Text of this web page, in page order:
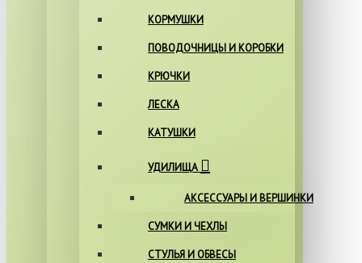
КОРМУШКИ
ПОВОДОЧНИЦЫ И КОРОБКИ
КРЮЧКИ
ЛЕСКА
КАТУШКИ
УДИЛИЩА
АКСЕССУАРЫ И ВЕРШИНКИ
СУМКИ И ЧЕХЛЫ
СТУЛЬЯ И ОБВЕСЫ